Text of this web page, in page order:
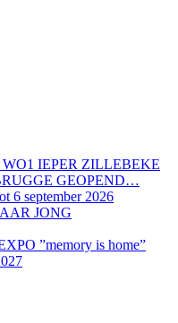
IEPER ZILLEBEKE
GEOPEND…
6 september 2026
JONG
”memory is home”